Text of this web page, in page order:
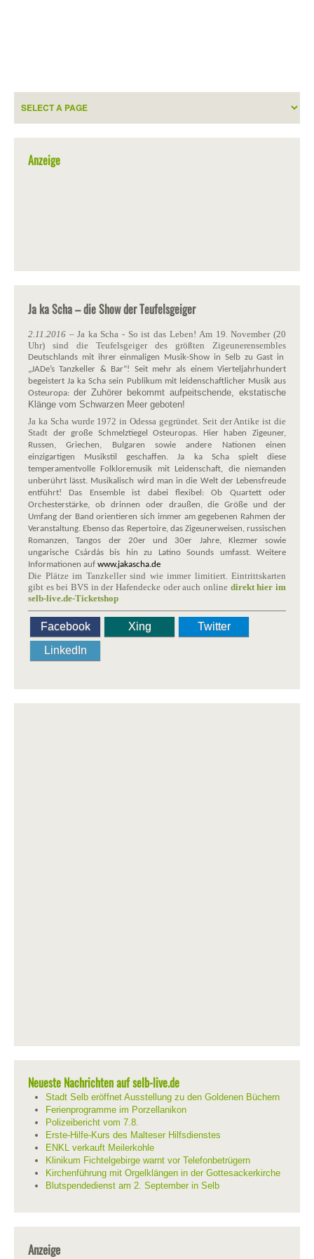
Anzeige
Ja ka Scha – die Show der Teufelsgeiger
2.11.2016 – Ja ka Scha - So ist das Leben! Am 19. November (20
Uhr) sind die Teufelsgeiger des größten Zigeunerensembles
Deutschlands mit ihrer einmaligen Musik-Show in Selb zu Gast in
„JADe’s Tanzkeller & Bar“! Seit mehr als einem Vierteljahrhundert
begeistert Ja ka Scha sein Publikum mit leidenschaftlicher Musik aus
Osteuropa: der Zuhörer bekommt aufpeitschende, ekstatische
Klänge vom Schwarzen Meer geboten!
Ja ka Scha wurde 1972 in Odessa gegründet. Seit der Antike ist die
Stadt der große Schmelztiegel Osteuropas. Hier haben Zigeuner,
Russen, Griechen, Bulgaren sowie andere Nationen einen
einzigartigen Musikstil geschaffen. Ja ka Scha spielt diese
temperamentvolle Folkloremusik mit Leidenschaft, die niemanden
unberührt lässt. Musikalisch wird man in die Welt der Lebensfreude
entführt! Das Ensemble ist dabei flexibel: Ob Quartett oder
Orchesterstärke, ob drinnen oder draußen, die Größe und der
Umfang der Band orientieren sich immer am gegebenen Rahmen der
Veranstaltung. Ebenso das Repertoire, das Zigeunerweisen, russischen
Romanzen, Tangos der 20er und 30er Jahre, Klezmer sowie
ungarische Csárdás bis hin zu Latino Sounds umfasst. Weitere
Informationen auf www.jakascha.de
Die Plätze im Tanzkeller sind wie immer limitiert. Eintrittskarten
gibt es bei BVS in der Hafendecke oder auch online direkt hier im
selb-live.de-Ticketshop
Facebook Xing
Twitter
LinkedIn
Neueste Nachrichten auf selb-live.de
Stadt Selb eröffnet Ausstellung zu den Goldenen Büchern
Ferienprogramme im Porzellanikon
Polizeibericht vom 7.8.
Erste-Hilfe-Kurs des Malteser Hilfsdienstes
ENKL verkauft Meilerkohle
Klinikum Fichtelgebirge warnt vor Telefonbetrügern
Kirchenführung mit Orgelklängen in der Gottesackerkirche
Blutspendedienst am 2. September in Selb
Anzeige